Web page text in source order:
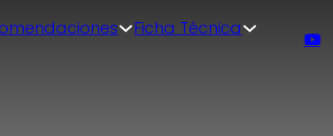
Ficha Técnica